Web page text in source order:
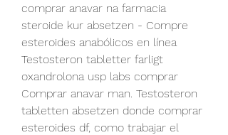
comprar anavar na farmacia
steroide kur absetzen - Compre
esteroides anabólicos en línea
Testosteron tabletter farligt
oxandrolona usp labs comprar
Comprar anavar man. Testosteron
tabletten absetzen donde comprar
esteroides df, como trabajar el